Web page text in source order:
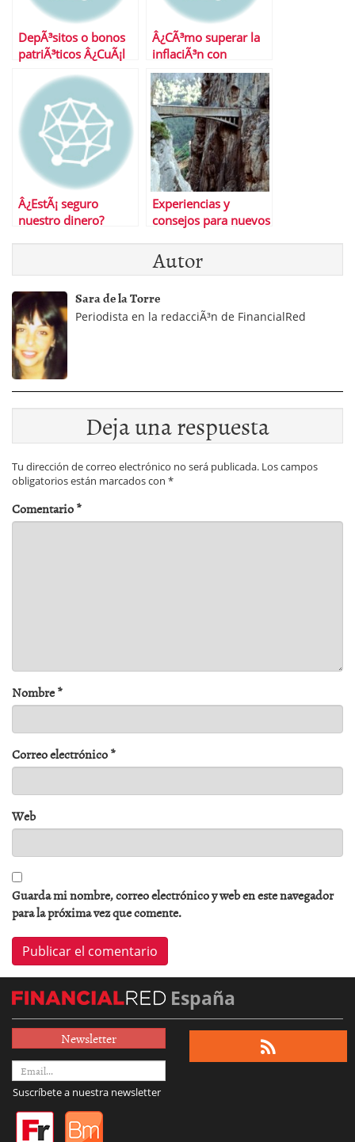
DepÃ³sitos o bonos
patriÃ³ticos Â¿CuÃ¡l
rentabilidad?
Â¿CÃ³mo superar la
inflaciÃ³n con
nuestras inversiones?
Â¿EstÃ¡ seguro
nuestro dinero?
Experiencias y
consejos para nuevos
#bolsa
Autor
Sara de la Torre
Periodista en la redacciÃ³n de FinancialRed
Deja una respuesta
Tu dirección de correo electrónico no será publicada. Los campos
obligatorios están marcados con *
Comentario*
Nombre*
Correo electrónico*
Web
Guarda mi nombre, correo electrónico y web en este navegador
para la próxima vez que comente.
España
Newsletter
Suscríbete a nuestra newsletter